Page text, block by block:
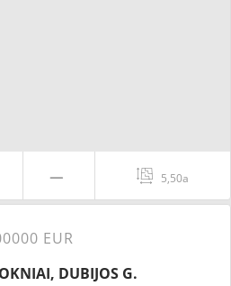
5,50a
EUR
DUBIJOS G.